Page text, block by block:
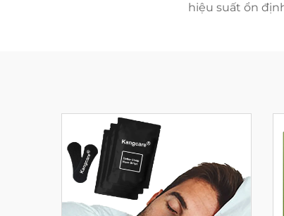
hiệu suất ổn